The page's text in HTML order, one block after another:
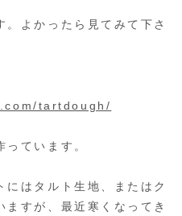
。よかったら見てみて下さ
tartdough/
ています。
にはタルト生地、またはク
ますが、最近寒くなってき